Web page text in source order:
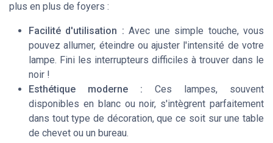
plus en plus de foyers :
Facilité d'utilisation : Avec une simple touche, vous
pouvez allumer, éteindre ou ajuster l'intensité de votre
lampe. Fini les interrupteurs difficiles à trouver dans le
noir !
Esthétique moderne : Ces lampes, souvent
disponibles en blanc ou noir, s'intègrent parfaitement
dans tout type de décoration, que ce soit sur une table
de chevet ou un bureau.